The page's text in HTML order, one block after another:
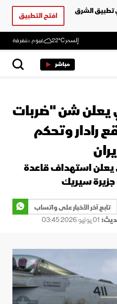
تطبيق الشرق
افتح التطبيق
إلسمر22°C غيوم متفرقة
مباشر
يعلن شن "ضربات
رادار وتحكم
يعلن استهداف قاعدة
سيريك
تابع آخر الأخبار على واتساب
01 يونيو 2026 03:45